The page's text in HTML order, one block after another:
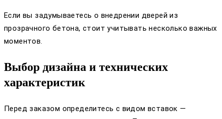
Если вы задумываетесь о внедрении дверей из
прозрачного бетона, стоит учитывать несколько важных
моментов.
Выбор дизайна и технических
характеристик
Перед заказом определитесь с видом вставок —